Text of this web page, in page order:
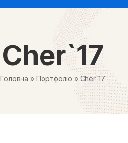
Cher`17
Головна » Портфоліо »Cher`17